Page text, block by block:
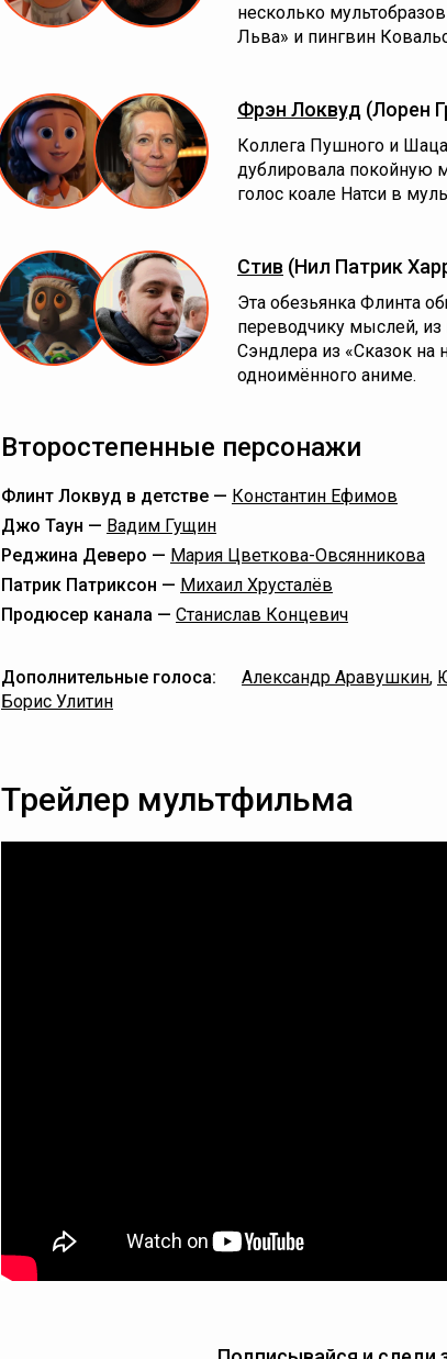
несколько
Льва» и пингвин
Фрэн Локвуд (Лорен
Коллега Пушного и
дублировала покойную
голос коале Натси в
Стив (Нил Патрик
Эта обезьянка Флинта
переводчику мыслей, из
Сэндлера из «Сказок на
одноимённого аниме.
Второстепенные персонажи
Флинт Локвуд в детстве — Константин Ефимов
Джо Таун — Вадим Гущин
Реджина Деверо — Мария Цветкова-Овсянникова
Патрик Патриксон — Михаил Хрусталёв
Продюсер канала — Станислав Концевич
Дополнительные голоса: Александр Аравушкин,
Борис Улитин
Трейлер мультфильма